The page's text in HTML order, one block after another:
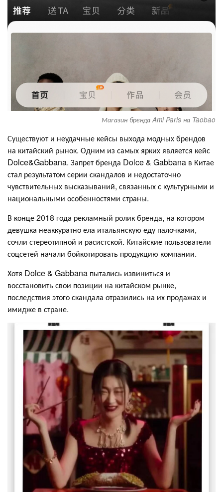
Магазин бренда Ami Paris на Taobao
Существуют и неудачные кейсы выхода модных брендов
на китайский рынок. Одним из самых ярких является кейс
Dolce&Gabbana. Запрет бренда Dolce & Gabbana в Китае
стал результатом серии скандалов и недостаточно
чувствительных высказываний, связанных с культурными и
национальными особенностями страны.
В конце 2018 года рекламный ролик бренда, на котором
девушка неаккуратно ела итальянскую еду палочками,
сочли стереотипной и расистской. Китайские пользователи
соцсетей начали бойкотировать продукцию компании.
Хотя Dolce & Gabbana пытались извиниться и
восстановить свои позиции на китайском рынке,
последствия этого скандала отразились на их продажах и
имидже в стране.